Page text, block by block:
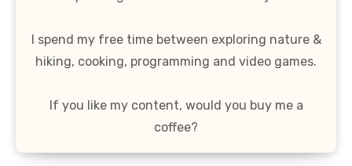
I spend my free time between exploring nature &
hiking, cooking, programming and video games.
If you like my content, would you buy me a
coffee?